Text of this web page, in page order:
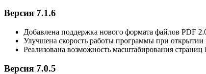
Версия 7.1.6
Добавлена поддержка нового формата файлов PDF
Улучшена скорость работы программы при
Реализована возможность масштабирования страниц
Версия 7.0.5